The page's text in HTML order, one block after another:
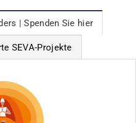
| Spenden Sie hier
SEVA-Projekte